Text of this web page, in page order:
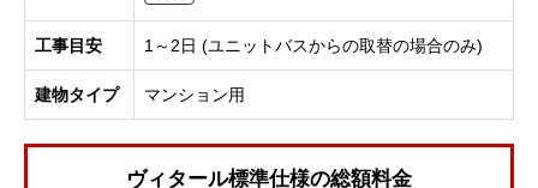
工事目安 1～2日 (ユニットバスからの取替の場合のみ)
建物タイプ マンション用
ヴィタール標準仕様の総額料金